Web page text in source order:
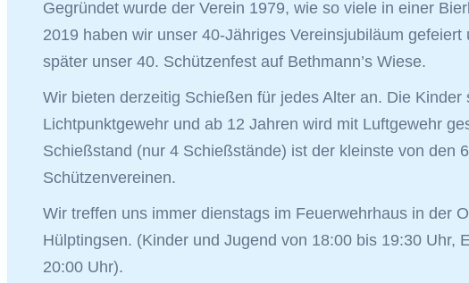
Gegründet wurde der Verein 1979, wie so viele in einer
2019 haben wir unser 40-Jähriges Vereinsjubiläum gefeiert
später unser 40. Schützenfest auf Bethmann’s Wiese.
Wir bieten derzeitig Schießen für jedes Alter an. Die Kinder
Lichtpunktgewehr und ab 12 Jahren wird mit Luftgewehr
Schießstand (nur 4 Schießstände) ist der kleinste von den
Schützenvereinen.
Wir treffen uns immer dienstags im Feuerwehrhaus in der
Hülptingsen. (Kinder und Jugend von 18:00 bis 19:30 Uhr,
20:00 Uhr).